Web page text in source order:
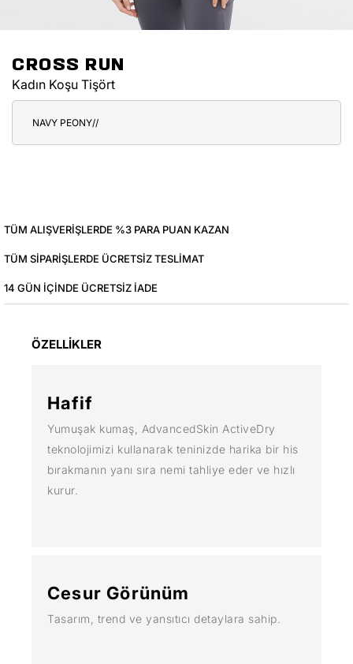
CROSS RUN
Kadın Koşu Tişört
NAVY PEONY//
TÜM ALIŞVERIŞLERDE %3 PARA PUAN KAZAN
TÜM SIPARIŞLERDE ÜCRETSIZ TESLIMAT
14 GÜN IÇINDE ÜCRETSIZ IADE
ÖZELLİKLER
Hafif
Yumuşak kumaş, AdvancedSkin ActiveDry
teknolojimizi kullanarak teninizde harika bir his
bırakmanın yanı sıra nemi tahliye eder ve hızlı
kurur.
Cesur Görünüm
Tasarım, trend ve yansıtıcı detaylara sahip.